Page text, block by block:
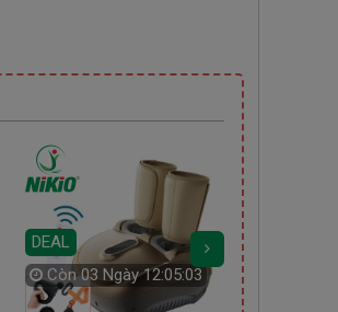
DEAL
Còn03 Ngày 12:05:01